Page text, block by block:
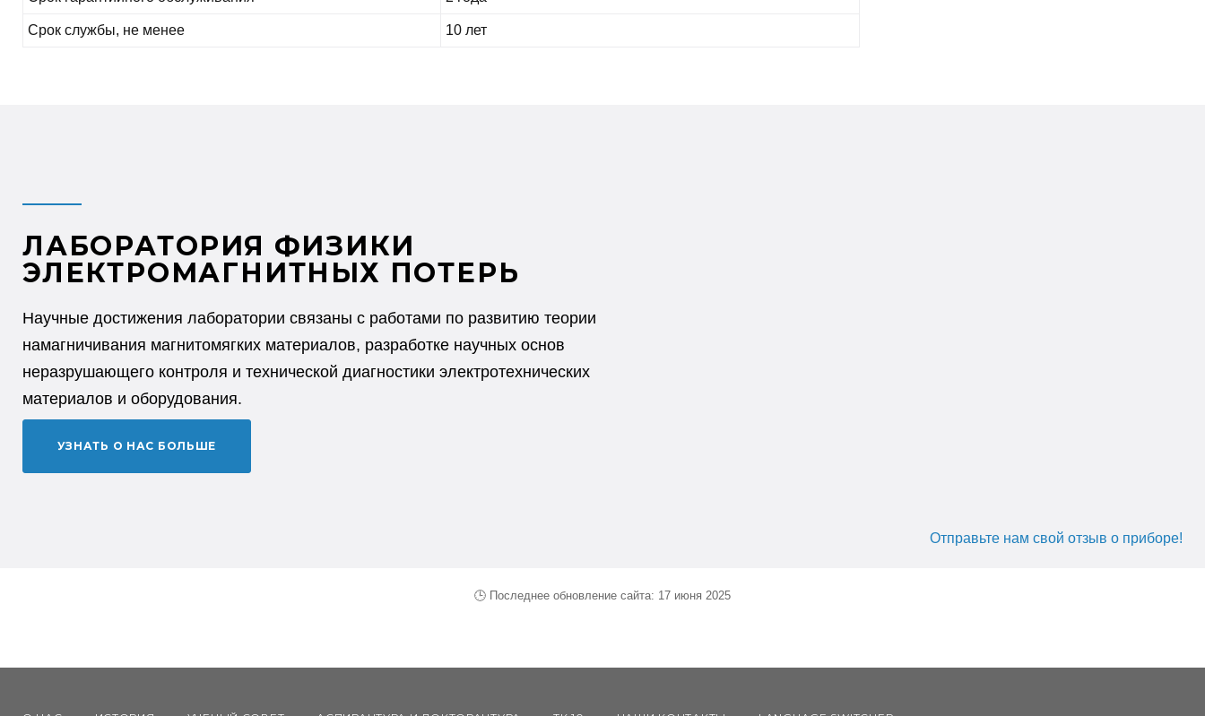
Срок службы, не менее 10 лет
ЛАБОРАТОРИЯ ФИЗИКИ
ЭЛЕКТРОМАГНИТНЫХ ПОТЕРЬ
Научные достижения лаборатории связаны с работами по развитию теории
намагничивания магнитомягких материалов, разработке научных основ
неразрушающего контроля и технической диагностики электротехнических
материалов и оборудования.
УЗНАТЬ О НАС БОЛЬШЕ
Отправьте нам свой отзыв о приборе!
🕒 Последнее обновление сайта: 17 июня 2025